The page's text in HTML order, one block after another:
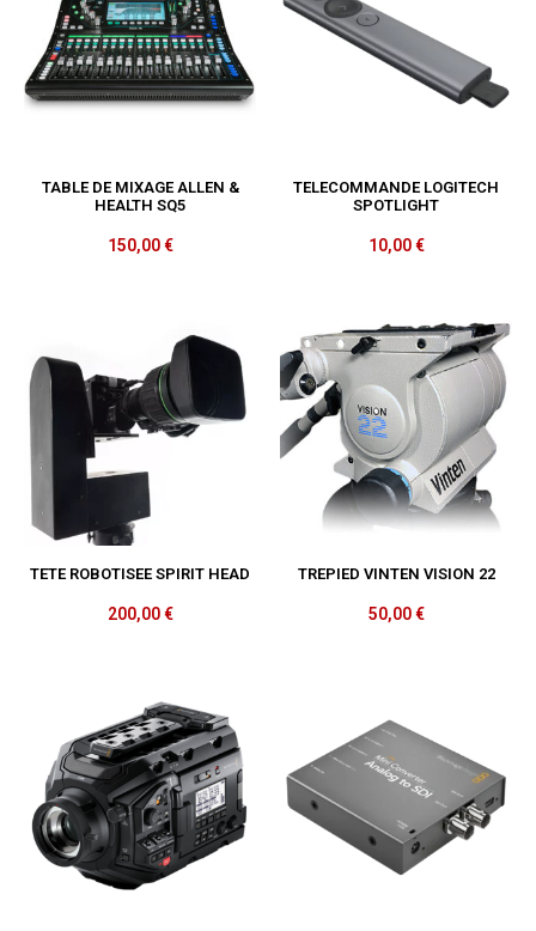
TABLE DE MIXAGE ALLEN &
HEALTH SQ5
150,00€
TELECOMMANDE LOGITECH
SPOTLIGHT
10,00€
TETE ROBOTISEE SPIRIT HEAD
200,00€
TREPIED VINTEN VISION 22
50,00€